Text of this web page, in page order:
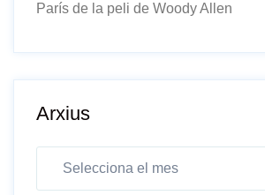
París de la peli de Woody Allen
Arxius